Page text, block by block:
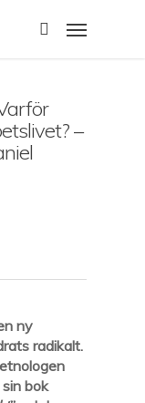
search
Menu
–
ny
radikalt.
bok